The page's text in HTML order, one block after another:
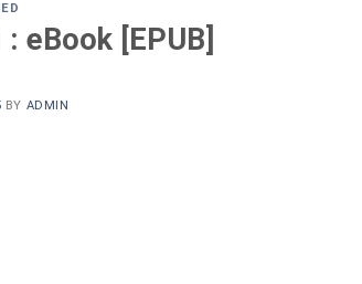
eBook [EPUB]
BY ADMIN